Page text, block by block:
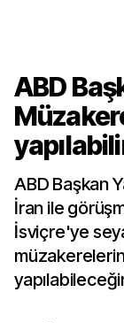
ABD
ABD Başkan
İran ile
İsviçre'ye